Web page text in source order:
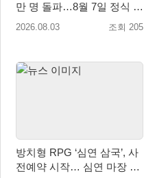
만 명 돌파…8월 7일 정식 출
시
2026.08.03 조회 205
방치형 RPG ‘심연 삼국’, 사
전예약 시작… 심연 마장 수